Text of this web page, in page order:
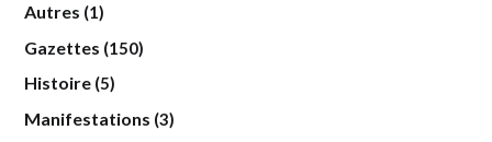
Autres (1)
Gazettes (150)
Histoire (5)
Manifestations (3)